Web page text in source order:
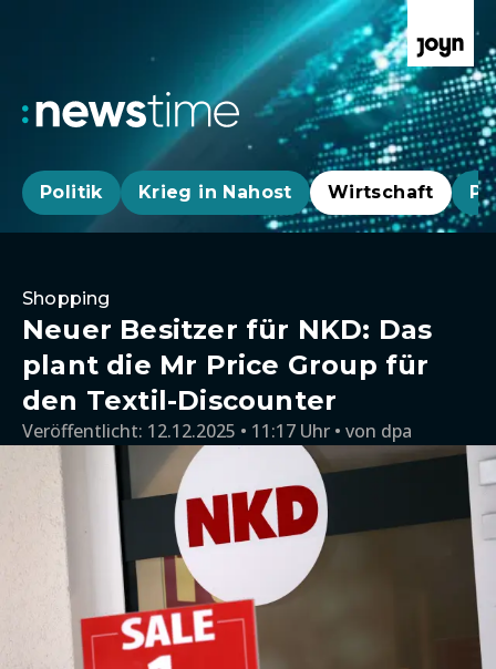
Politik Krieg in Nahost Wirtschaft
Shopping
Neuer Besitzer für NKD: Das
plant die Mr Price Group für
den Textil-Discounter
Veröffentlicht: 12.12.2025 • 11:17 Uhr von dpa